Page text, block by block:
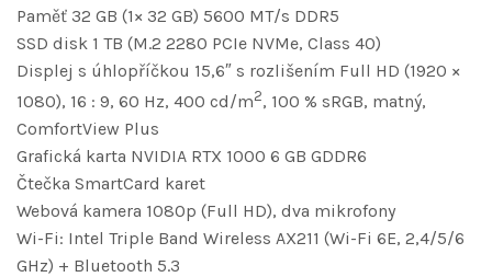
Paměť 32 GB (1× 32 GB) 5600 MT/s DDR5
SSD disk 1 TB (M.2 2280 PCIe NVMe, Class 40)
Displej s úhlopříčkou 15,6″ s rozlišením Full HD (1920 ×
1080), 16 : 9, 60 Hz, 400 cd/m2, 100 % sRGB, matný,
ComfortView Plus
Grafická karta NVIDIA RTX 1000 6 GB GDDR6
Čtečka SmartCard karet
Webová kamera 1080p (Full HD), dva mikrofony
Wi-Fi: Intel Triple Band Wireless AX211 (Wi-Fi 6E, 2,4/5/6
GHz) + Bluetooth 5.3